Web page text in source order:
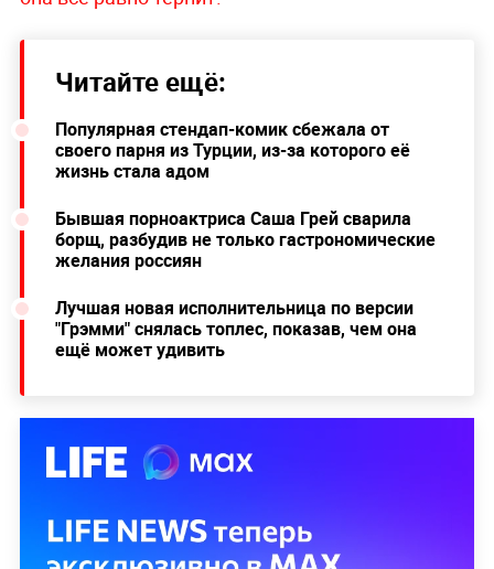
Читайте ещё:
Популярная стендап-комик сбежала от
своего парня из Турции, из-за которого её
жизнь стала адом
Бывшая порноактриса Саша Грей сварила
борщ, разбудив не только гастрономические
желания россиян
Лучшая новая исполнительница по версии
"Грэмми" снялась топлес, показав, чем она
ещё может удивить